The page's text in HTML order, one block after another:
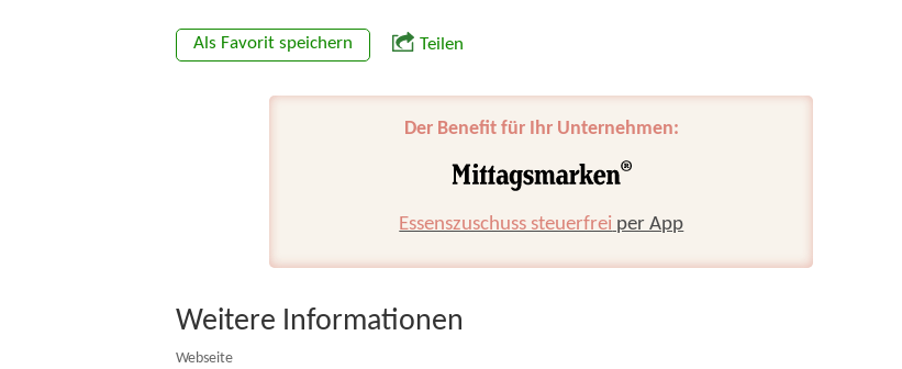
Als Favorit speichern Teilen
Der Benefit für Ihr Unternehmen:
Essenszuschuss steuerfrei per App
Weitere Informationen
Webseite